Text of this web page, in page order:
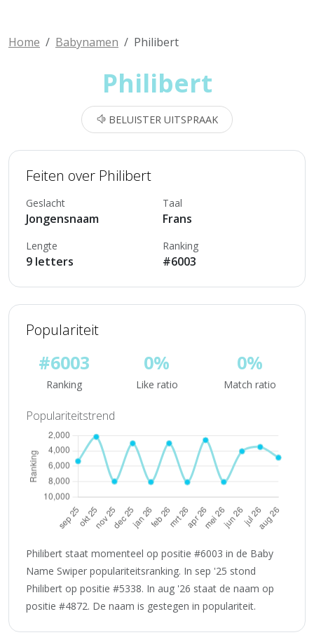
Home Babynamen Philibert
Philibert
BELUISTER UITSPRAAK
Feiten over Philibert
Geslacht
Jongensnaam
Taal
Frans
Lengte
9 letters
Ranking
#6003
Populariteit
#6003
Ranking
0%
Like ratio
0%
Match ratio
Populariteitstrend
Philibert staat momenteel op positie #6003 in de Baby
Name Swiper populariteitsranking. In sep '25 stond
Philibert op positie #5338. In aug '26 staat de naam op
positie #4872. De naam is gestegen in populariteit.